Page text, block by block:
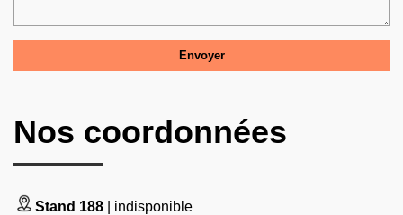
Nos coordonnées
Stand 188 | indisponible